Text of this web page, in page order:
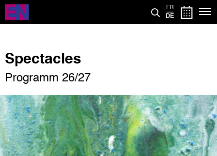
Direkt
zum
Inhalt
FR
DE
Spectacles
Programm 26/27